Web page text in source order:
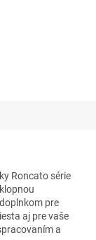
Roncato série
pre
aj pre vaše
a